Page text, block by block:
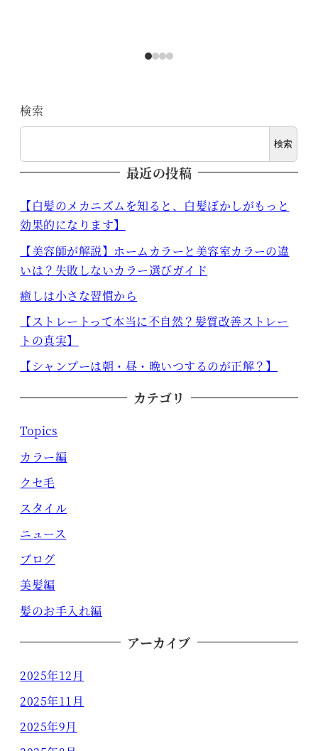
検索
検索
最近の投稿
【白髪のメカニズムを知ると、白髪ぼかしがもっと
効果的になります】
【美容師が解説】ホームカラーと美容室カラーの違
いは？失敗しないカラー選びガイド
癒しは小さな習慣から
【ストレートって本当に不自然？髪質改善ストレー
トの真実】
【シャンプーは朝・昼・晩いつするのが正解？】
カテゴリ
Topics
カラー編
クセ毛
スタイル
ニュース
ブログ
美髪編
髪のお手入れ編
アーカイブ
2025年12月
2025年11月
2025年9月